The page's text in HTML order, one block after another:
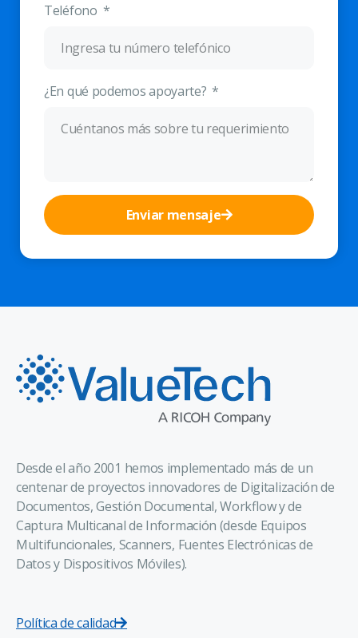
Teléfono
¿En qué podemos apoyarte?
Enviar mensaje
Desde el año 2001 hemos implementado más de un
centenar de proyectos innovadores de Digitalización de
Documentos, Gestión Documental, Workflow y de
Captura Multicanal de Información (desde Equipos
Multifuncionales, Scanners, Fuentes Electrónicas de
Datos y Dispositivos Móviles).
Política de calidad